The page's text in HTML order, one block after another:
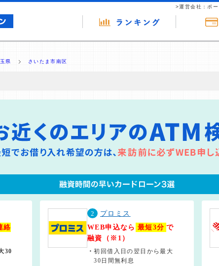
>運営会社：ポ
県 さいたま市南区
るという収益モデルです。 ただし、特定の商品を根拠なくPRするも
提供を行っています。
絡
30
2
プロミス
WEB申込なら 最短3分 で
融資（※1）
・初回借入日の翌日から最大
30日間無利息